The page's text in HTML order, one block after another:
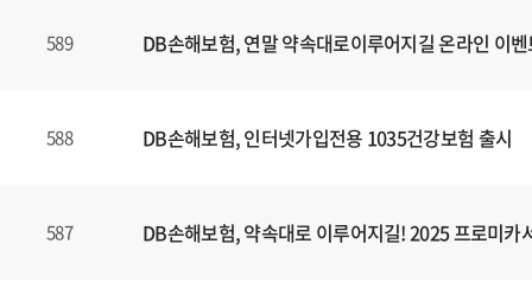
589 DB손해보험, 연말 약속대로이루어지길 온라인 이
588 DB손해보험, 인터넷가입전용 1035건강보험 출시
587 DB손해보험, 약속대로 이루어지길! 2025 프로미카